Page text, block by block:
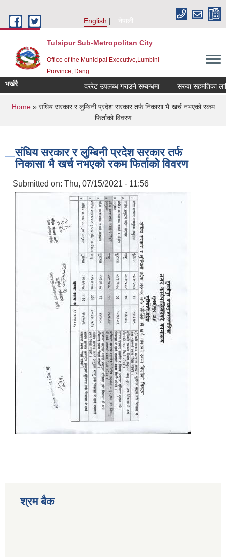
English
नेपाली
Tulsipur Sub-Metropolitan City
Office of the Municipal Executive,Lumbini
Province, Dang
भर्खरै दररेट उपलब्ध गराउने सम्बन्धमा सरुवा सहमतिका
You are here
Home» संघिय सरकार र लुम्बिनी प्रदेश सरकार तर्फ निकासा भै खर्च नभएको रकम
फिर्ताको विवरण
संघिय सरकार र लुम्बिनी प्रदेश सरकार तर्फ
निकासा भै खर्च नभएको रकम फिर्ताको विवरण
Submitted on: Thu, 07/15/2021 - 11:56
श्रम बैक